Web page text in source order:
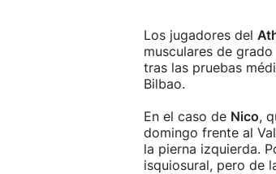
Los jugadores del
musculares de
tras las pruebas
Bilbao.
En el caso de Nico,
domingo frente al
la pierna izquierda.
isquiosural, pero de